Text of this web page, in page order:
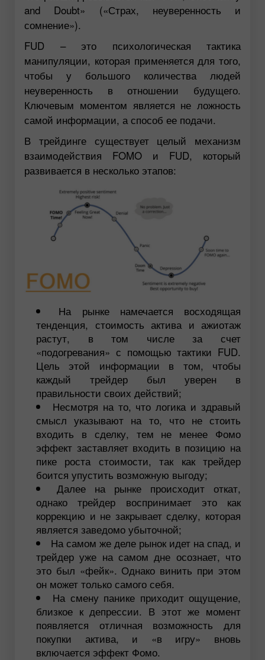
and Doubt» («Страх, неуверенность и
сомнение»).
FUD – это психологическая тактика
манипуляции, которая применяется для того,
чтобы у большого количества людей
неуверенность в отношении будущего.
Ключевым моментом является не ложность
самой информации, а способ ее подачи.
В трейдинге существует целый механизм
взаимодействия FOMO и FUD, который
развивается в несколько этапов:
На рынке намечается восходящая
тенденция, стоимость актива и ажиотаж
растут, в том числе за счет
«подогревания» с помощью тактики FUD.
Цель этой информации в том, чтобы
каждый трейдер был уверен в
правильности своих действий;
Несмотря на то, что логика и здравый
смысл указывают на то, что не стоить
входить в сделку, тем не менее Фомо
эффект заставляет входить в позицию на
пике роста стоимости, так как трейдер
боится упустить возможную выгоду;
Далее на рынке происходит откат,
однако трейдер воспринимает это как
коррекцию и не закрывает сделку, которая
является заведомо убыточной;
На самом же деле рынок идет на спад, и
трейдер уже на самом дне осознает, что
это был «фейк». Однако винить при этом
он может только самого себя.
На смену панике приходит ощущение,
близкое к депрессии. В этот же момент
появляется отличная возможность для
покупки актива, и «в игру» вновь
включается эффект Фомо.